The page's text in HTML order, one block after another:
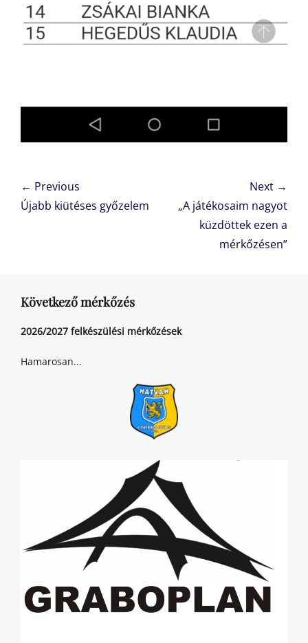
Bejegyzés
navigáció
← Previous
Previous
Újabb kiütéses győzelem
Next →
„A játékosaim nagyot
küzdöttek ezen a
mérkőzésen”
Következő mérkőzés
2026/2027 felkészülési mérkőzések
Hamarosan...